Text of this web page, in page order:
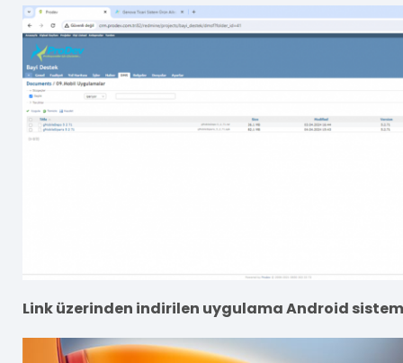
Link üzerinden indirilen uygulama Android